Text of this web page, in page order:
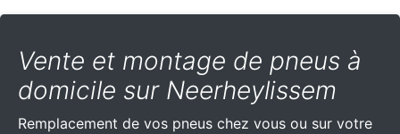
Vente et montage de pneus à
domicile sur Neerheylissem
Remplacement de vos pneus chez vous ou sur votre